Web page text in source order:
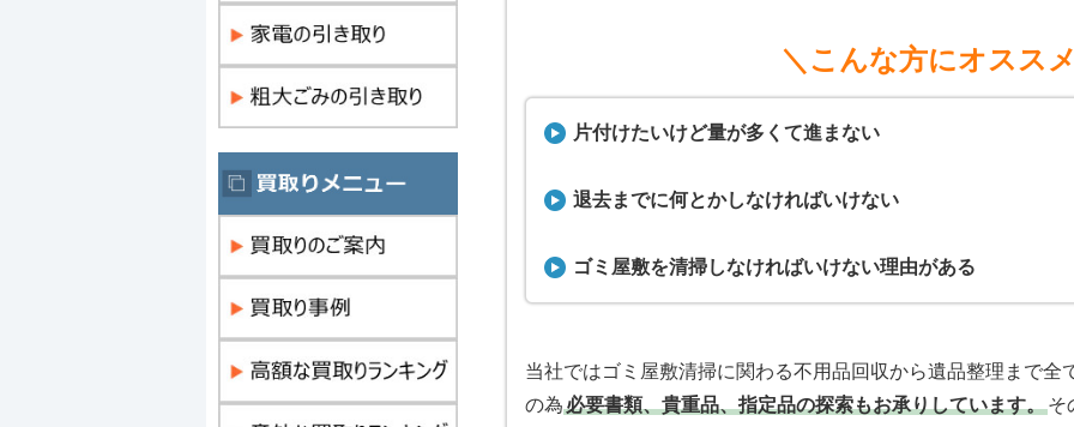
＼こんな方にオスス
片付けたいけど量が多くて進まない
退去までに何とかしなければいけない
ゴミ屋敷を清掃しなければいけない理由がある
当社ではゴミ屋敷清掃に関わる不用品回収から遺品整理まで全
の為必要書類、貴重品、指定品の探索もお承りしています。そ